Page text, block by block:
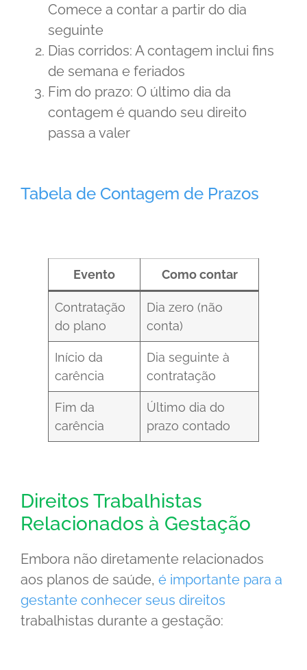
Comece a contar a partir do dia
seguinte
Dias corridos: A contagem inclui fins
de semana e feriados
Fim do prazo: O último dia da
contagem é quando seu direito
passa a valer
Tabela de Contagem de Prazos
Evento Como contar
Contratação
do plano
Dia zero (não
conta)
Início da
carência
Dia seguinte à
contratação
Fim da
carência
Último dia do
prazo contado
Direitos Trabalhistas
Relacionados à Gestação
Embora não diretamente relacionados
aos planos de saúde, é importante para a
gestante conhecer seus direitos
trabalhistas durante a gestação: